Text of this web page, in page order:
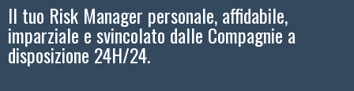
Il tuo Risk Manager personale, affidabile,
imparziale e svincolato dalle Compagnie a
disposizione 24H/24.